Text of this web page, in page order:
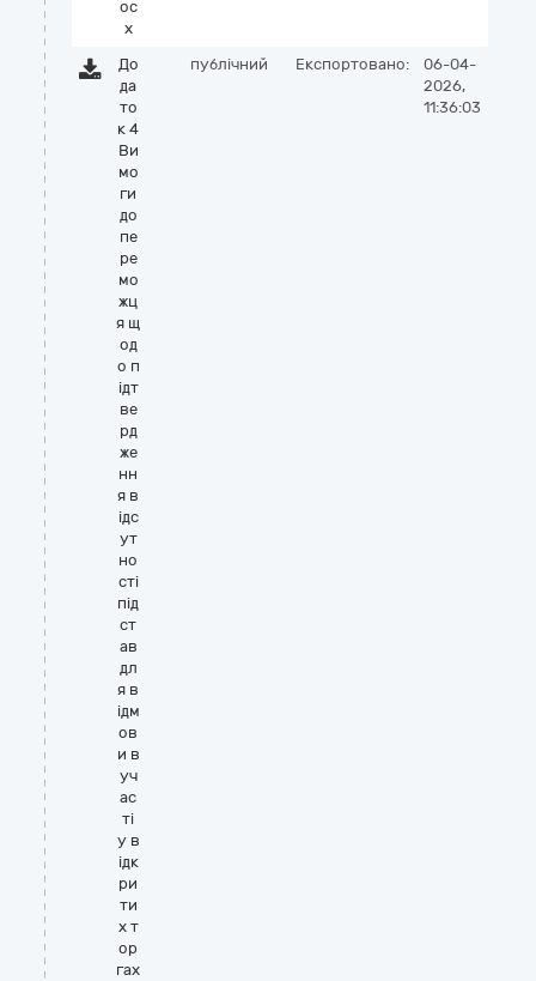
oc
x
До
да
то
к 4
Ви
мо
ги
до
пе
ре
мо
жц
я щ
од
о п
ідт
ве
рд
же
нн
я в
ідс
ут
но
сті
під
ст
ав
дл
я в
ідм
ов
и в
уч
ас
ті
у в
ідк
ри
ти
х т
ор
гах
публічний Експортовано:
06-04-
2026,
11:36:03